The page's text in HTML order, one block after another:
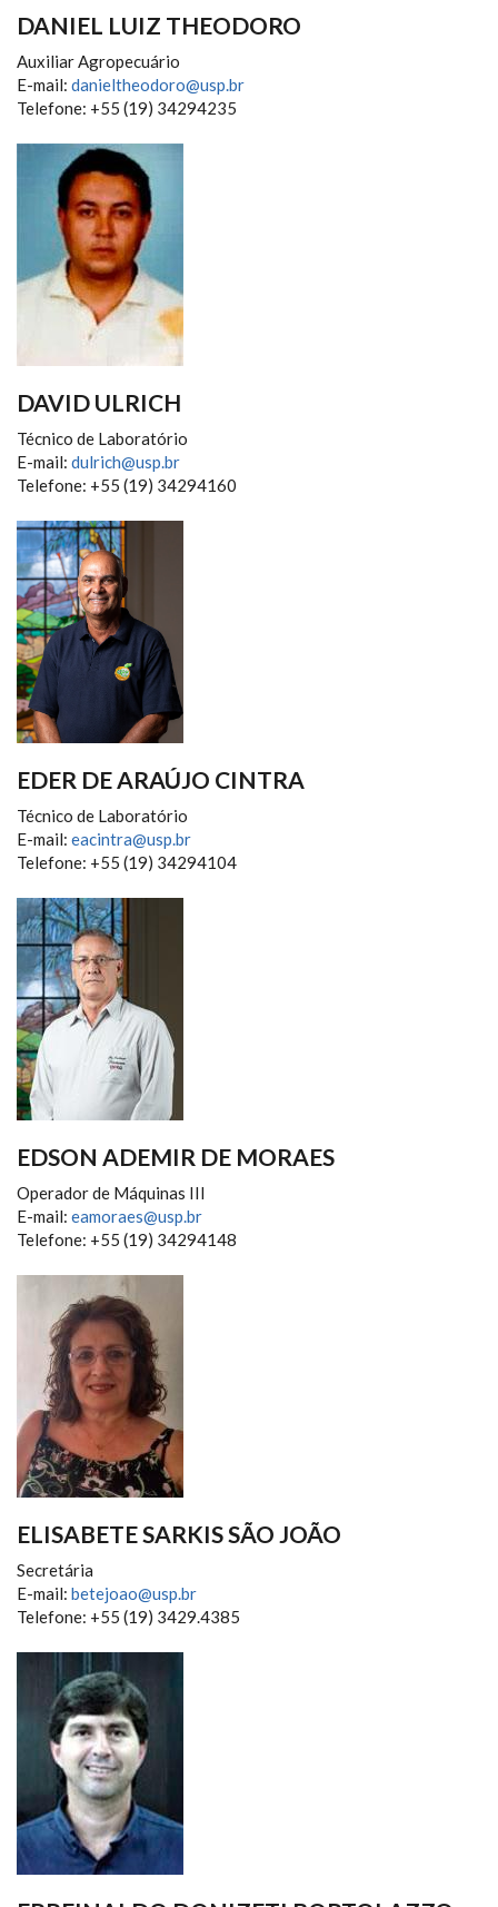
DANIEL LUIZ THEODORO
Auxiliar Agropecuário
E-mail: danieltheodoro@usp.br
Telefone: +55 (19) 34294235
DAVID ULRICH
Técnico de Laboratório
E-mail: dulrich@usp.br
Telefone: +55 (19) 34294160
EDER DE ARAÚJO CINTRA
Técnico de Laboratório
E-mail: eacintra@usp.br
Telefone: +55 (19) 34294104
EDSON ADEMIR DE MORAES
Operador de Máquinas III
E-mail: eamoraes@usp.br
Telefone: +55 (19) 34294148
ELISABETE SARKIS SÃO JOÃO
Secretária
E-mail: betejoao@usp.br
Telefone: +55 (19) 3429.4385